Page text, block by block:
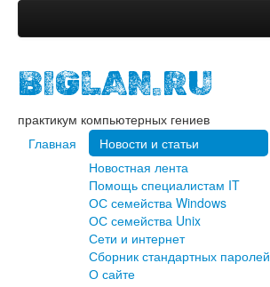
Новости и статьи
Помощь специалистам IT
ОС семейства Windows
ОС семейства Unix
Сети и интернет
Сборник стандартных паролей
Файлы
Наши ссылки
BIGLAN.RU
практикум компьютерных гениев
Главная
Новости и статьи
Новостная лента
Помощь специалистам IT
ОС семейства Windows
ОС семейства Unix
Сети и интернет
Сборник стандартных паролей
О сайте